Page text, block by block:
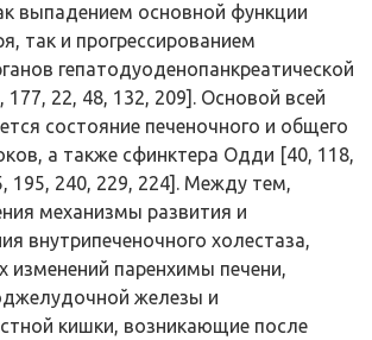
выпадением основной функции
так и прогрессированием
гепатодуоденопанкреатической
177, 22, 48, 132, 209]. Основой всей
состояние печеночного и общего
а также сфинктера Одди [40, 118,
195, 240, 229, 224]. Между тем,
механизмы развития и
внутрипеченочного холестаза,
изменений паренхимы печени,
железы и
кишки, возникающие после